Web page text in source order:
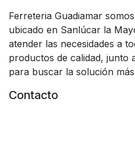
Ferreteria Guadiamar
ubicado en Sanlúcar la
atender las necesidades a
productos de calidad, junto
para buscar la solución
Contacto